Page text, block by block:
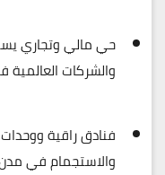
حي مالي وتجاري
والشركات
فنادق راقية
والاستجمام في